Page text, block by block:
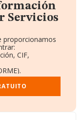
Servicios
proporcionamos
CIF,